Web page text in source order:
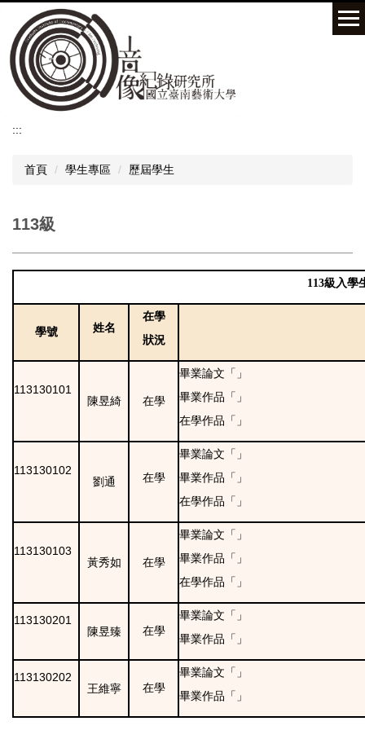
到
主
要
內
:::
首頁 學生專區 歷屆學生
113級
113級入學
學號 姓名
在學
狀況
113130101
陳昱綺
在學
畢業論文「」
畢業作品「」
在學作品「」
113130102
劉通
在學
畢業論文「」
畢業作品「」
在學作品「」
113130103
黃秀如
在學
畢業論文「」
畢業作品「」
在學作品「」
113130201
陳昱臻
在學
畢業論文「」
畢業作品「」
113130202
王維寧
在學
畢業論文「」
畢業作品「」